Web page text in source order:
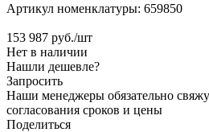
Артикул номенклатуры: 659850
153 987 руб./шт
Нет в наличии
Нашли дешевле?
Запросить
Наши менеджеры обязательно
согласования сроков и цены
Поделиться